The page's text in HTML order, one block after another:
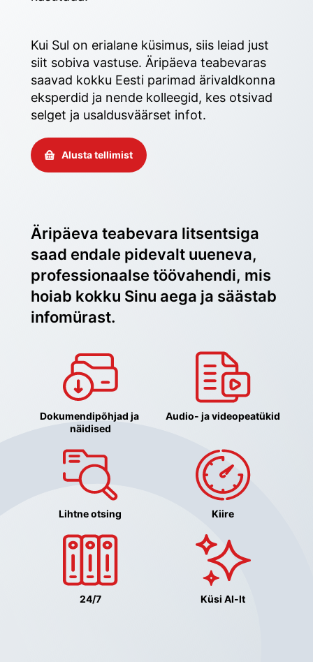
Kui Sul on erialane küsimus, siis leiad just
siit sobiva vastuse. Äripäeva teabevaras
saavad kokku Eesti parimad ärivaldkonna
eksperdid ja nende kolleegid, kes otsivad
selget ja usaldusväärset infot.
Alusta tellimist
Äripäeva teabevara litsentsiga
saad endale pidevalt uueneva,
professionaalse töövahendi, mis
hoiab kokku Sinu aega ja säästab
infomürast.
Dokumendipõhjad ja
näidised
Audio- ja videopeatükid
Lihtne otsing Kiire
24/7 Küsi AI-lt